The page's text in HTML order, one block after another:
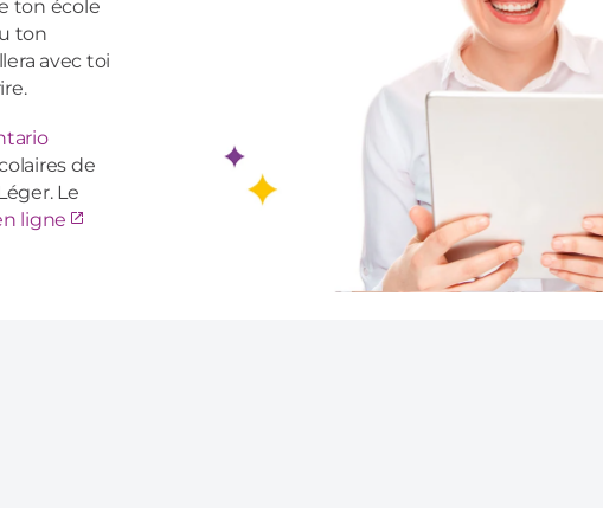
ton école
ton
avec toi
de
Le
ligne